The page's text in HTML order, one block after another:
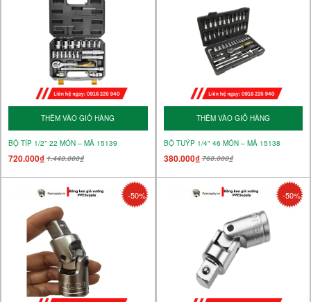
THÊM VÀO GIỎ HÀNG
BỘ TÍP 1/2" 22 MÓN – MÃ 15139
720.000₫ 1.440.000₫
THÊM VÀO GIỎ HÀNG
BỘ TUÝP 1/4" 46 MÓN – MÃ 15138
380.000₫760.000₫
-50% -50%